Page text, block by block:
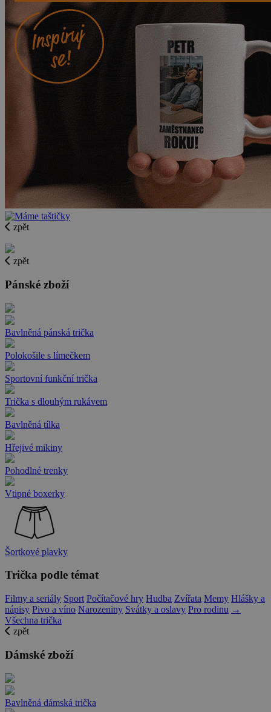
zpět
zpět
Pánské zboží
Bavlněná pánská trička
Polokošile s límečkem
Sportovní funkční trička
Trička s dlouhým rukávem
Bavlněná tílka
Hřejivé mikiny
Pohodlné trenky
Vtipné boxerky
Šortkové plavky
Trička podle témat
Filmy a seriály Sport Počítačové hry Hudba Zvířata Memy Hlášky a
nápisy Pivo a víno Narozeniny Svátky a oslavy Pro rodinu →
Všechna trička
zpět
Dámské zboží
Bavlněná dámská trička